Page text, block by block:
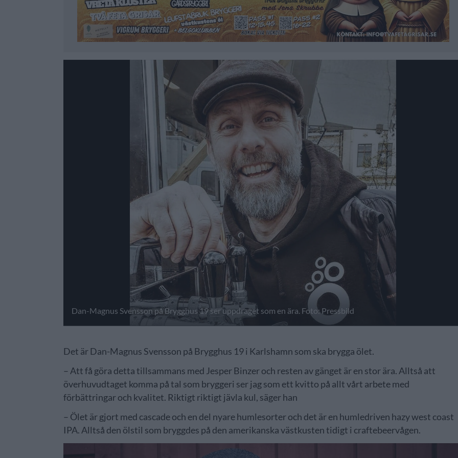
Dan-Magnus Svensson på Brygghus 19 ser uppdraget som en ära. Foto: Pressbild
Det är Dan-Magnus Svensson på Brygghus 19 i Karlshamn som ska brygga ölet.
– Att få göra detta tillsammans med Jesper Binzer och resten av gänget är en stor ära. Alltså att
överhuvudtaget komma på tal som bryggeri ser jag som ett kvitto på allt vårt arbete med
förbättringar och kvalitet. Riktigt riktigt jävla kul, säger han
– Ölet är gjort med cascade och en del nyare humlesorter och det är en humledriven hazy west coast
IPA. Alltså den ölstil som bryggdes på den amerikanska västkusten tidigt i craftebeervågen.